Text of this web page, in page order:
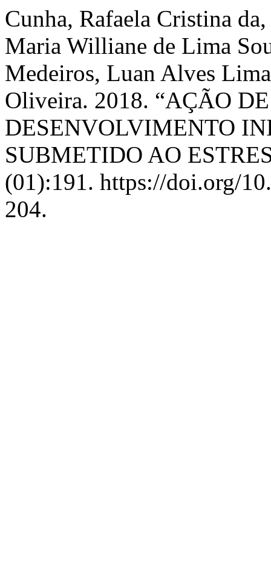
Cunha, Rafaela Cristina
Maria Williane de Lima
Medeiros, Luan Alves
Oliveira. 2018. “AÇÃO
DESENVOLVIMENTO
SUBMETIDO AO
(01):191. https://doi.org/
204.